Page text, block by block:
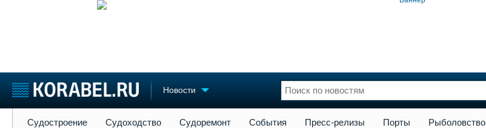
Новости
Судостроение Судоходство Судоремонт События Пресс-релизы Порты Рыболовство